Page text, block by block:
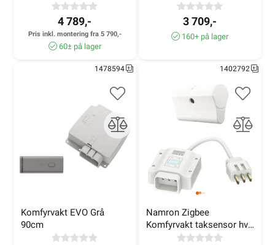
4 789,-
Pris inkl. montering fra 5 790,-
60± på lager
sort for ettermontering
3 709,-
160+ på lager
Komfyrvakt EVO Grå
90cm
1478594
Namron Zigbee
Komfyrvakt taksensor hvit
for ettermontering
1402792